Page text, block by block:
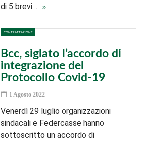
di 5 brevi…
CONTRATTAZIONE
Bcc, siglato l’accordo di
integrazione del
Protocollo Covid-19
1 Agosto 2022
Venerdì 29 luglio organizzazioni
sindacali e Federcasse hanno
sottoscritto un accordo di